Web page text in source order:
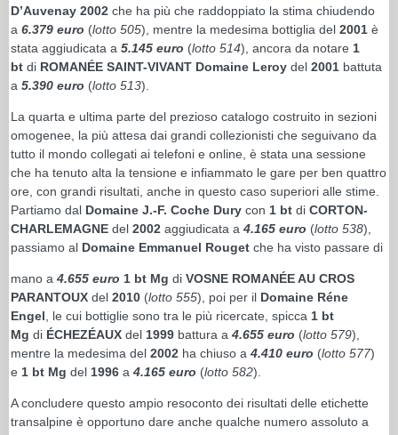
D’Auvenay 2002 che ha più che raddoppiato la stima chiudendo
a 6.379 euro (lotto 505), mentre la medesima bottiglia del 2001 è
stata aggiudicata a 5.145 euro (lotto 514), ancora da notare 1
bt di ROMANÉE SAINT-VIVANT Domaine Leroy del 2001 battuta
a 5.390 euro (lotto 513).
La quarta e ultima parte del prezioso catalogo costruito in sezioni
omogenee, la più attesa dai grandi collezionisti che seguivano da
tutto il mondo collegati ai telefoni e online, è stata una sessione
che ha tenuto alta la tensione e infiammato le gare per ben quattro
ore, con grandi risultati, anche in questo caso superiori alle stime.
Partiamo dal Domaine J.-F. Coche Dury con 1 bt di CORTON-
CHARLEMAGNE del 2002 aggiudicata a 4.165 euro (lotto 538),
passiamo al Domaine Emmanuel Rouget che ha visto passare di
mano a 4.655 euro 1 bt Mg di VOSNE ROMANÉE AU CROS
PARANTOUX del 2010 (lotto 555), poi per il Domaine Réne
Engel , le cui bottiglie sono tra le più ricercate, spicca 1 bt
Mg di ÉCHEZÉAUX del 1999 battura a 4.655 euro (lotto 579),
mentre la medesima del 2002 ha chiuso a 4.410 euro (lotto 577)
e 1 bt Mg del 1996 a 4.165 euro (lotto 582).
A concludere questo ampio resoconto dei risultati delle etichette
transalpine è opportuno dare anche qualche numero assoluto a